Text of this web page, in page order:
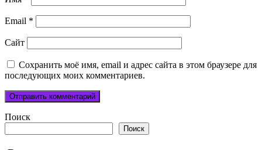
Email *
Сайт
Сохранить моё имя, email и адрес сайта в этом браузере для
последующих моих комментариев.
Поиск
Поиск